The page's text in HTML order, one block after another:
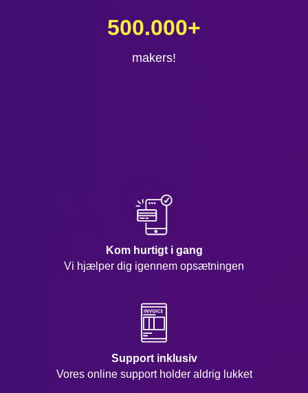
makers!
500.000+
Kom hurtigt i gang
Vi hjælper dig igennem opsætningen
Support inklusiv
Vores online support holder aldrig lukket